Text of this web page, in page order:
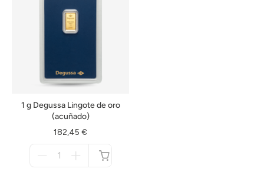
1 g Degussa Lingote de oro
(acuñado)
182,45 €